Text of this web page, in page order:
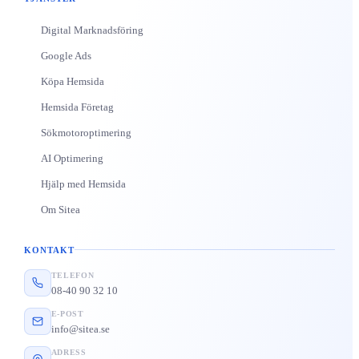
Digital Marknadsföring
Google Ads
Köpa Hemsida
Hemsida Företag
Sökmotoroptimering
AI Optimering
Hjälp med Hemsida
Om Sitea
KONTAKT
TELEFON
08-40 90 32 10
E-POST
info@sitea.se
ADRESS